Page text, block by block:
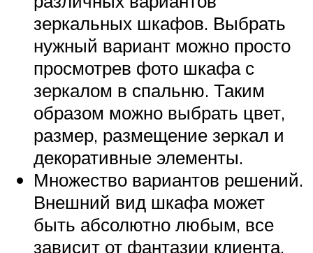
зеркальных шкафов. Выбрать
нужный вариант можно просто
просмотрев фото шкафа с
зеркалом в спальню. Таким
образом можно выбрать цвет,
размер, размещение зеркал и
декоративные элементы.
Множество вариантов решений.
Внешний вид шкафа может
быть абсолютно любым, все
зависит от фантазии клиента.